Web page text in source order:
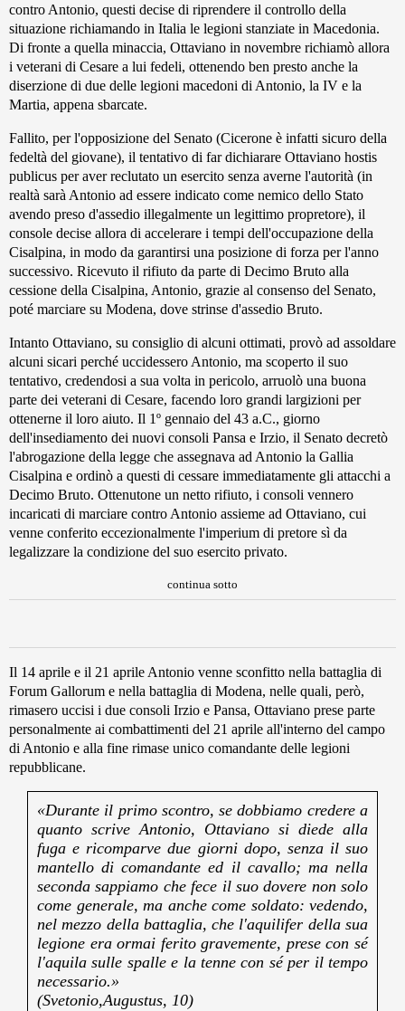
contro Antonio, questi decise di riprendere il controllo della
situazione richiamando in Italia le legioni stanziate in Macedonia.
Di fronte a quella minaccia, Ottaviano in novembre richiamò allora
i veterani di Cesare a lui fedeli, ottenendo ben presto anche la
diserzione di due delle legioni macedoni di Antonio, la IV e la
Martia, appena sbarcate.
Fallito, per l'opposizione del Senato (Cicerone è infatti sicuro della
fedeltà del giovane), il tentativo di far dichiarare Ottaviano hostis
publicus per aver reclutato un esercito senza averne l'autorità (in
realtà sarà Antonio ad essere indicato come nemico dello Stato
avendo preso d'assedio illegalmente un legittimo propretore), il
console decise allora di accelerare i tempi dell'occupazione della
Cisalpina, in modo da garantirsi una posizione di forza per l'anno
successivo. Ricevuto il rifiuto da parte di Decimo Bruto alla
cessione della Cisalpina, Antonio, grazie al consenso del Senato,
poté marciare su Modena, dove strinse d'assedio Bruto.
Intanto Ottaviano, su consiglio di alcuni ottimati, provò ad assoldare
alcuni sicari perché uccidessero Antonio, ma scoperto il suo
tentativo, credendosi a sua volta in pericolo, arruolò una buona
parte dei veterani di Cesare, facendo loro grandi largizioni per
ottenerne il loro aiuto. Il 1º gennaio del 43 a.C., giorno
dell'insediamento dei nuovi consoli Pansa e Irzio, il Senato decretò
l'abrogazione della legge che assegnava ad Antonio la Gallia
Cisalpina e ordinò a questi di cessare immediatamente gli attacchi a
Decimo Bruto. Ottenutone un netto rifiuto, i consoli vennero
incaricati di marciare contro Antonio assieme ad Ottaviano, cui
venne conferito eccezionalmente l'imperium di pretore sì da
legalizzare la condizione del suo esercito privato.
continua sotto
Il 14 aprile e il 21 aprile Antonio venne sconfitto nella battaglia di
Forum Gallorum e nella battaglia di Modena, nelle quali, però,
rimasero uccisi i due consoli Irzio e Pansa, Ottaviano prese parte
personalmente ai combattimenti del 21 aprile all'interno del campo
di Antonio e alla fine rimase unico comandante delle legioni
repubblicane.
«Durante il primo scontro, se dobbiamo credere a
quanto scrive Antonio, Ottaviano si diede alla
fuga e ricomparve due giorni dopo, senza il suo
mantello di comandante ed il cavallo; ma nella
seconda sappiamo che fece il suo dovere non solo
come generale, ma anche come soldato: vedendo,
nel mezzo della battaglia, che l'aquilifer della sua
legione era ormai ferito gravemente, prese con sé
l'aquila sulle spalle e la tenne con sé per il tempo
necessario.»
(Svetonio,Augustus, 10)